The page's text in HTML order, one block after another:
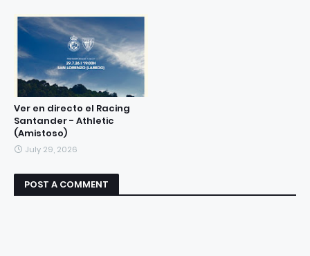
Ver en directo el Racing
Santander - Athletic
(Amistoso)
July 29, 2026
POST A COMMENT